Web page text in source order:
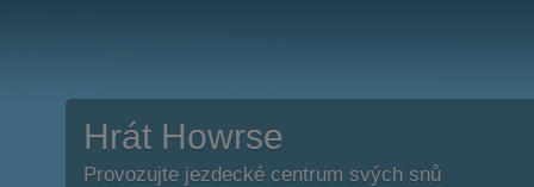
Hrát Howrse
Provozujte jezdecké centrum svých snů